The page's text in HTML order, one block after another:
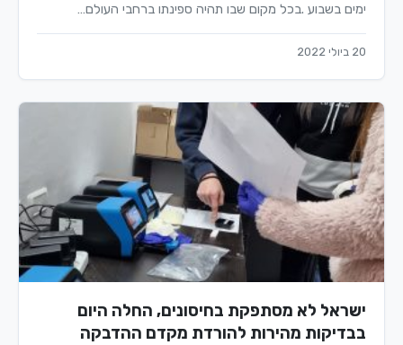
ימים בשבוע .בכל מקום שבו תהיה ספינתו ברחבי העולם…
20 ביולי 2022
ישראל לא מסתפקת בחיסונים, החלה היום
בבדיקות מהירות להורדת מקדם ההדבקה